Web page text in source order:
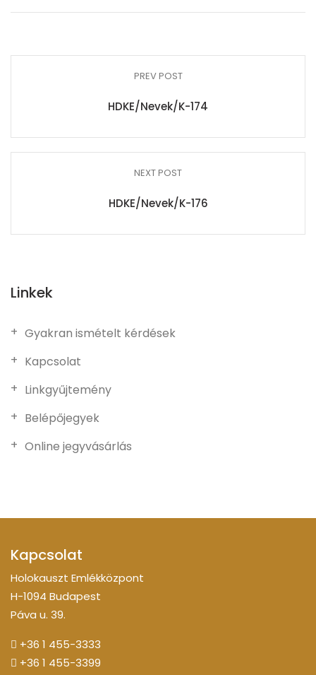
PREV POST
HDKE/Nevek/K-174
NEXT POST
HDKE/Nevek/K-176
Linkek
Gyakran ismételt kérdések
Kapcsolat
Linkgyűjtemény
Belépőjegyek
Online jegyvásárlás
Kapcsolat
Holokauszt Emlékközpont
H-1094 Budapest
Páva u. 39.
+36 1 455-3333
+36 1 455-3399